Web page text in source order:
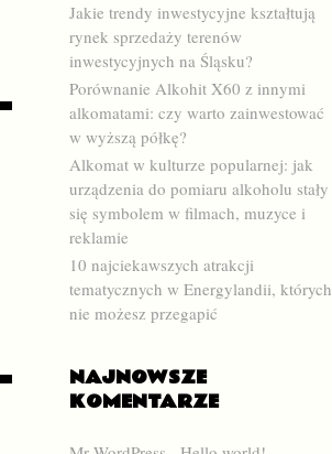
Jakie trendy inwestycyjne kształtują
rynek sprzedaży terenów
inwestycyjnych na Śląsku?
Porównanie Alkohit X60 z innymi
alkomatami: czy warto zainwestować
w wyższą półkę?
Alkomat w kulturze popularnej: jak
urządzenia do pomiaru alkoholu stały
się symbolem w filmach, muzyce i
reklamie
10 najciekawszych atrakcji
tematycznych w Energylandii, których
nie możesz przegapić
NAJNOWSZE
KOMENTARZE